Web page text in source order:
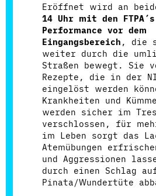
Eröffnet wird an
14 Uhr mit den
Performance vor dem
Eingangsbereich , die
weiter durch die
Straßen bewegt. Sie
Rezepte, die in der
eingelöst werden
Krankheiten und
werden sicher im
verschlossen, für
im Leben sorgt das
Atemübungen
und Aggressionen
durch einen Schlag
Pinata/Wundertüte